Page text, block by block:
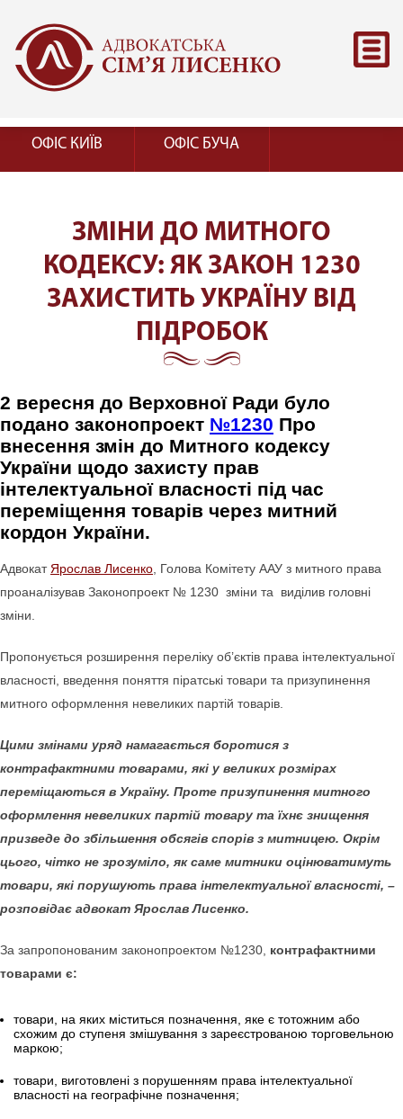
ОФІС КИЇВ ОФІС БУЧА
ЗМІНИ ДО МИТНОГО
КОДЕКСУ: ЯК ЗАКОН 1230
ЗАХИСТИТЬ УКРАЇНУ ВІД
ПІДРОБОК
2 вересня до Верховної Ради було
подано законопроект №1230 Про
внесення змін до Митного кодексу
України щодо захисту прав
інтелектуальної власності під час
переміщення товарів через митний
кордон України.
Адвокат Ярослав Лисенко , Голова Комітету ААУ з митного права
проаналізував Законопроект № 1230 зміни та виділив головні
зміни.
Пропонується розширення переліку об’єктів права інтелектуальної
власності, введення поняття піратські товари та призупинення
митного оформлення невеликих партій товарів.
Цими змінами уряд намагається боротися з
контрафактними товарами, які у великих розмірах
переміщаються в Україну. Проте призупинення митного
оформлення невеликих партій товару та їхнє знищення
призведе до збільшення обсягів спорів з митницею. Окрім
цього, чітко не зрозуміло, як саме митники оцінюватимуть
товари, які порушують права інтелектуальної власності, –
розповідає адвокат Ярослав Лисенко.
За запропонованим законопроектом №1230, контрафактними
товарами є:
товари, на яких міститься позначення, яке є тотожним або
схожим до ступеня змішування з зареєстрованою торговельною
маркою;
товари, виготовлені з порушенням права інтелектуальної
власності на географічне позначення;